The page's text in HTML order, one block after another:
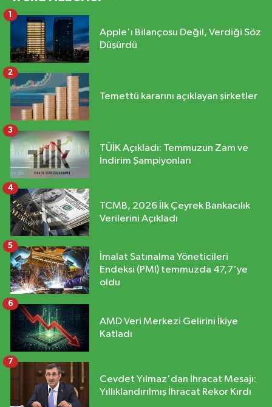
Apple'ı Bilançosu Değil, Verdiği Söz
Düşürdü
1
Temettü kararını açıklayan şirketler
2
TÜİK Açıkladı: Temmuzun Zam ve
İndirim Şampiyonları
3
TCMB, 2026 İlk Çeyrek Bankacılık
Verilerini Açıkladı
4
İmalat Satınalma Yöneticileri
Endeksi (PMI) temmuzda 47,7'ye
oldu
5
AMD Veri Merkezi Gelirini İkiye
Katladı
6
Cevdet Yılmaz'dan İhracat Mesajı:
Yıllıklandırılmış İhracat Rekor Kırdı
7